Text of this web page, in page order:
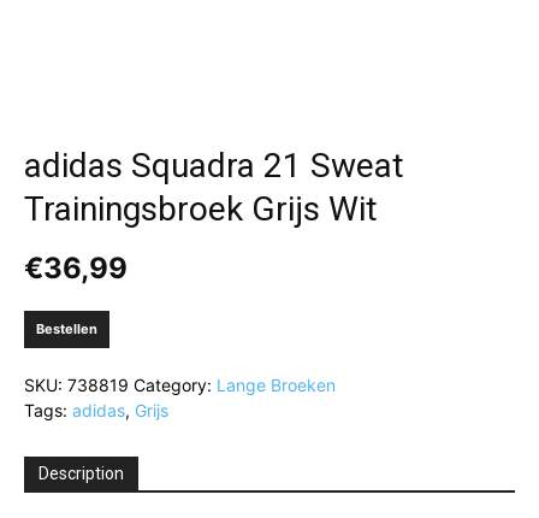
adidas Squadra 21 Sweat
Trainingsbroek Grijs Wit
€36,99
Bestellen
SKU: 738819 Category: Lange Broeken
Tags: adidas, Grijs
Description